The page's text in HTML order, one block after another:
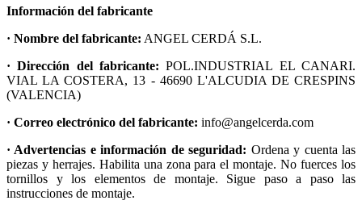
Información del fabricante
· Nombre del fabricante: ANGEL CERDÁ S.L.
· Dirección del fabricante: POL.INDUSTRIAL EL CANARI.
VIAL LA COSTERA, 13 - 46690 L'ALCUDIA DE CRESPINS
(VALENCIA)
· Correo electrónico del fabricante: info@angelcerda.com
· Advertencias e información de seguridad: Ordena y cuenta las
piezas y herrajes. Habilita una zona para el montaje. No fuerces los
tornillos y los elementos de montaje. Sigue paso a paso las
instrucciones de montaje.